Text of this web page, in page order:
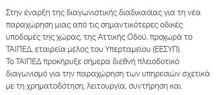
Στην έναρξη της διαγωνιστικής διαδικασίας για τη νέα
παραχώρηση μιας από τις σημαντικότερες οδικές
υποδομές της χώρας, της Αττικής Οδού, προχωρά το
ΤΑΙΠΕΔ, εταιρεία μέλος του Υπερταμείου (ΕΕΣΥΠ).
Το ΤΑΙΠΕΔ προκήρυξε σήμερα διεθνή πλειοδοτικό
διαγωνισμό για την παραχώρηση των υπηρεσιών σχετικά
με τη χρηματοδότηση, λειτουργία, συντήρηση και